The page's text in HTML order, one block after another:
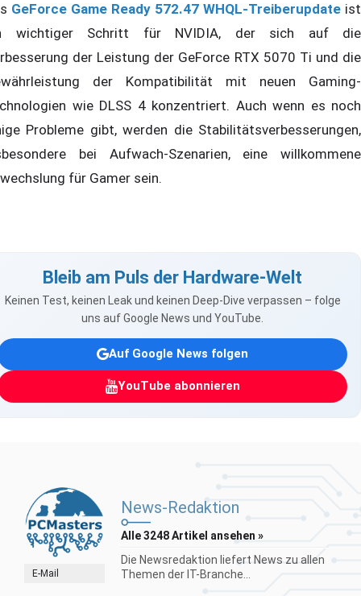
GeForce Game Ready 572.47 WHQL-Treiberupdate ist
wichtiger Schritt für NVIDIA, der sich auf die
der Leistung der GeForce RTX 5070 Ti und die
der Kompatibilität mit neuen Gaming-
wie DLSS 4 konzentriert. Auch wenn es noch
Probleme gibt, werden die Stabilitätsverbesserungen,
bei Aufwach-Szenarien, eine willkommene
für Gamer sein.
Bleib am Puls der Hardware-Welt
Keinen Test, keinen Leak und keinen Deep-Dive verpassen – folge
uns auf Google News und YouTube.
Auf Google News folgen
YouTube abonnieren
E-Mail
News-Redaktion
Alle 3248 Artikel ansehen »
Die Newsredaktion liefert News zu allen
Themen der IT-Branche...